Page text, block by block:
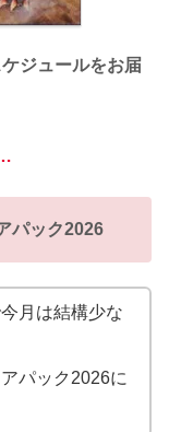
ジュールをお届
パック2026
月は結構少な
パック2026に